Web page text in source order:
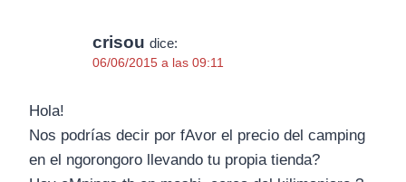
crisou dice:
06/06/2015 a las 09:11
Hola!
Nos podrías decir por fAvor el precio del camping
en el ngorongoro llevando tu propia tienda?